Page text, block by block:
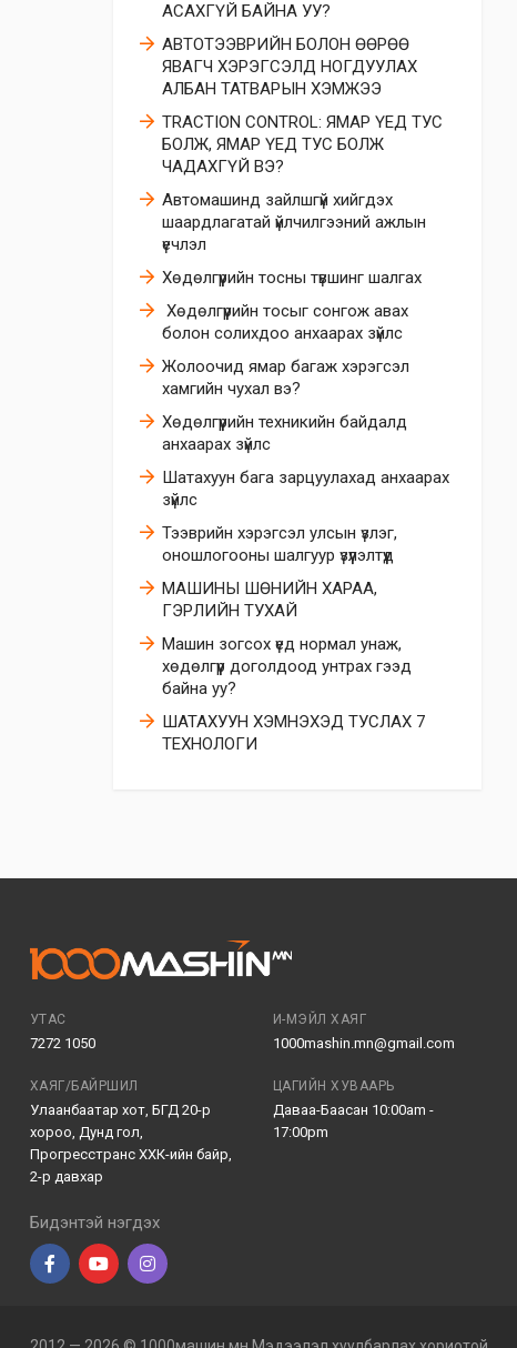
АСАХГҮЙ БАЙНА УУ?
АВТОТЭЭВРИЙН БОЛОН ӨӨРӨӨ
ЯВАГЧ ХЭРЭГСЭЛД НОГДУУЛАХ
АЛБАН ТАТВАРЫН ХЭМЖЭЭ
TRACTION CONTROL: ЯМАР ҮЕД ТУС
БОЛЖ, ЯМАР ҮЕД ТУС БОЛЖ
ЧАДАХГҮЙ ВЭ?
Автомашинд зайлшгүй хийгдэх
шаардлагатай үйлчилгээний ажлын
үечлэл
Хөдөлгүүрийн тосны түвшинг шалгах
​ Хөдөлгүүрийн тосыг сонгож авах
болон солихдоо анхаарах зүйлс
​Жолоочид ямар багаж хэрэгсэл
хамгийн чухал вэ?
Хөдөлгүүрийн техникийн байдалд
анхаарах зүйлс
Шатахуун бага зарцуулахад анхаарах
зүйлс
Тээврийн хэрэгсэл улсын үзлэг,
оношлогооны шалгуур үзүүлэлтүүд
МАШИНЫ ШӨНИЙН ХАРАА,
ГЭРЛИЙН ТУХАЙ
Машин зогсох үед нормал унаж,
хөдөлгүүр доголдоод унтрах гээд
байна уу?
ШАТАХУУН ХЭМНЭХЭД ТУСЛАХ 7
ТЕХНОЛОГИ
УТАС
7272 1050
И-МЭЙЛ ХАЯГ
1000mashin.mn@gmail.com
ХАЯГ/БАЙРШИЛ
Улаанбаатар хот, БГД 20-р
хороо, Дунд гол,
Прогресстранс ХХК-ийн байр,
2-р давхар
ЦАГИЙН ХУВААРЬ
Даваа-Баасан 10:00am -
17:00pm
Бидэнтэй нэгдэх